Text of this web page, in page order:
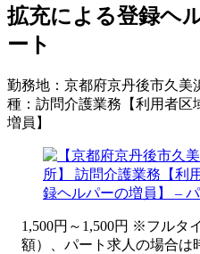
拡充による登録ヘ
ート
勤務地： 京都府京丹後市久美
種： 訪問介護業務【利用者区
増員】
1,500円～1,500円 ※フルタ
額）、パート求人の場合は